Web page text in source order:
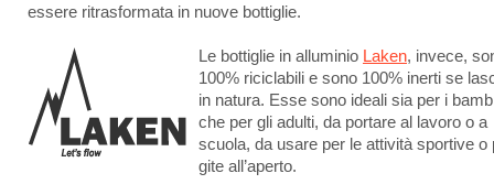
essere ritrasformata in nuove bottiglie.
Le bottiglie in alluminio Laken, invece,
100% riciclabili e sono 100% inerti se
in natura. Esse sono ideali sia per i
che per gli adulti, da portare al lavoro o a
scuola, da usare per le attività sportive o
gite all’aperto.